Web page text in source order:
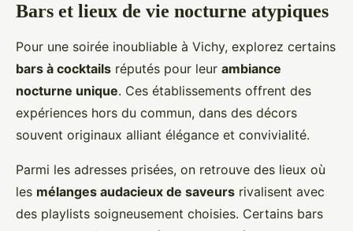
Bars et lieux de vie nocturne atypiques
Pour une soirée inoubliable à Vichy, explorez certains
bars à cocktails réputés pour leur ambiance
nocturne unique. Ces établissements offrent des
expériences hors du commun, dans des décors
souvent originaux alliant élégance et convivialité.
Parmi les adresses prisées, on retrouve des lieux où
les mélanges audacieux de saveurs rivalisent avec
des playlists soigneusement choisies. Certains bars